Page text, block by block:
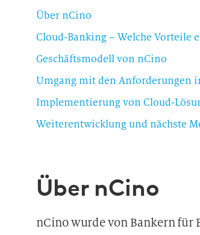
Über nCino
Cloud-Banking – Welche Vorteile
Geschäftsmodell von nCino
Umgang mit den Anforderungen
Implementierung von Cloud-
Weiterentwicklung und nächste
Über nCino
nCino wurde von Bankern